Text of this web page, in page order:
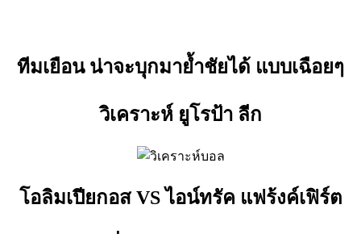
ทีมเยือน น่าจะบุกมาย้ำชัยได้ แบบเฉือยๆ
วิเคราะห์ ยูโรป้า ลีก
โอลิมเปียกอส VS ไอน์ทรัค แฟร้งค์เฟิร์ต